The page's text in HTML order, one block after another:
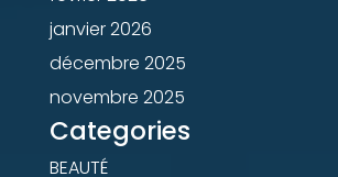
janvier 2026
décembre 2025
novembre 2025
Categories
BEAUTÉ